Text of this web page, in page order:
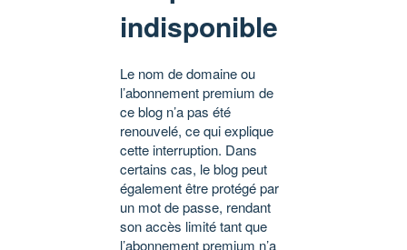
indisponible
Le nom de domaine ou
l’abonnement premium de
ce blog n’a pas été
renouvelé, ce qui explique
cette interruption. Dans
certains cas, le blog peut
également être protégé par
un mot de passe, rendant
son accès limité tant que
l’abonnement premium n’a